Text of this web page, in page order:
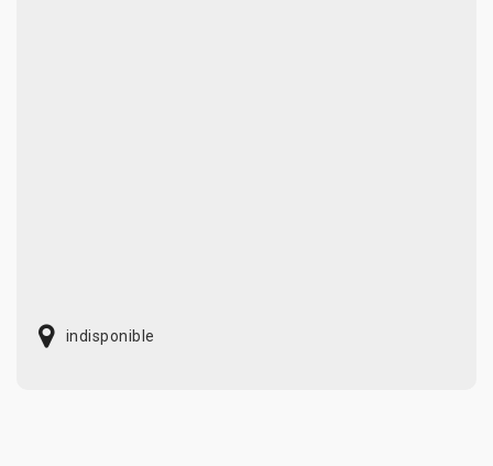
indisponible